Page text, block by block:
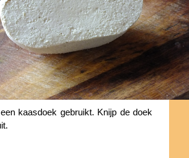
kaasdoek gebruikt. Knijp de doek